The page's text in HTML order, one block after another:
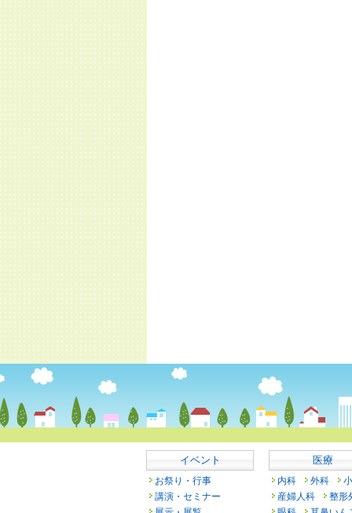
イベント
お祭り・行事
講演・セミナー
医療
内科 外科
産婦人科
整形